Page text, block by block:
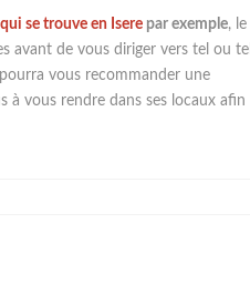
se trouve en Isere par exemple, le
avant de vous diriger vers tel ou tel
vous recommander une
à vous rendre dans ses locaux afin